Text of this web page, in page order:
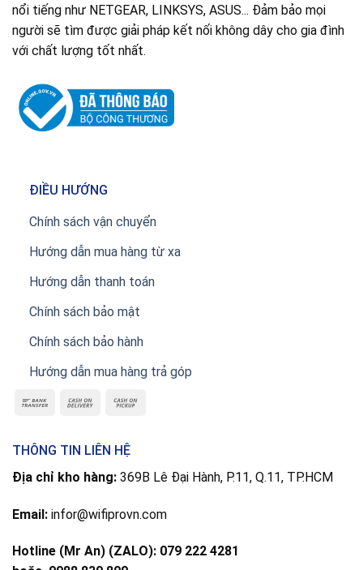
nổi tiếng như NETGEAR, LINKSYS, ASUS... Đảm bảo mọi
người sẽ tìm được giải pháp kết nối không dây cho gia đình
với chất lượng tốt nhất.
ĐIỀU HƯỚNG
Chính sách vận chuyển
Hướng dẫn mua hàng từ xa
Hướng dẫn thanh toán
Chính sách bảo mật
Chính sách bảo hành
Hướng dẫn mua hàng trả góp
THÔNG TIN LIÊN HỆ
Địa chỉ kho hàng: 369B Lê Đại Hành, P.11, Q.11, TP.HCM
Email: infor@wifiprovn.com
Hotline (Mr An) (ZALO): 079 222 4281